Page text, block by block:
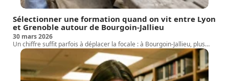
Sélectionner une formation quand on vit entre Lyon
et Grenoble autour de Bourgoin-Jallieu
30 mars 2026
Un chiffre suffit parfois à déplacer la focale : à Bourgoin-Jallieu, plus…